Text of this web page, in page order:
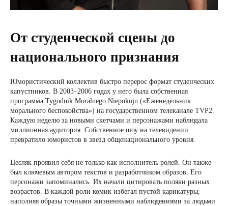
От студенческой сцены до
национального признания
Юмористический коллектив быстро перерос формат студенческих
капустников. В 2003–2006 годах у него была собственная
программа Tygodnik Moralnego Niepokoju («Еженедельник
морального беспокойства») на государственном телеканале TVP2.
Каждую неделю за новыми скетчами и персонажами наблюдала
миллионная аудитория. Собственное шоу на телевидении
превратило юмористов в звезд общенационального уровня.
Цесляк проявил себя не только как исполнитель ролей. Он также
был ключевым автором текстов и разработчиком образов. Его
персонажи запоминались. Их начали цитировать поляки разных
возрастов. В каждой роли комик избегал пустой карикатуры,
наполняя образы точными жизненными наблюдениями за людьми